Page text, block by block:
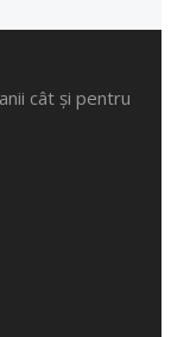
cât și pentru